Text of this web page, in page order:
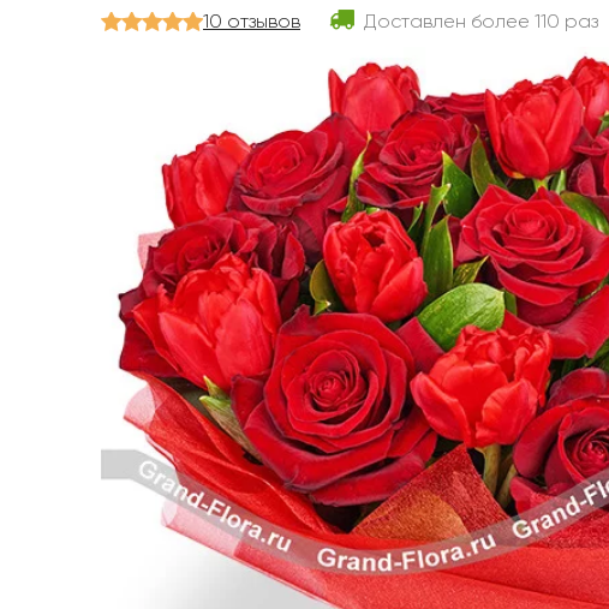
Кремовые розы
Розы поштучно
5 роз
7 роз
11 роз
15 роз
25 роз
51 роза
101 роза
Розы Гран-При
Корзины с розами
Кустовые розы
Миксы из роз
Красивые букеты
Авторские букеты
В крафтовой бумаге
Монобукеты
Разноцветные
Эксклюзивные букеты
Лилии
Орхидеи
Розы
Смешанные
Хризантемы
Эустома
композиции
Цветы в коробке
10 отзывов Доставлен более 110 раз